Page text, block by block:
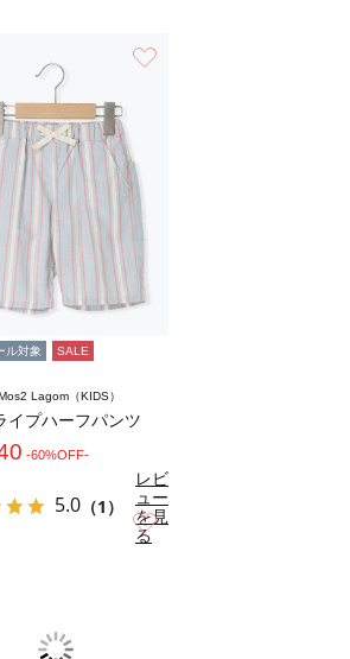
ル対象 SALE
Lagom（KIDS）
プハーフパンツ
-60%OFF-
5.0 （1）
レビ
ュー
を見
る
お気に入り